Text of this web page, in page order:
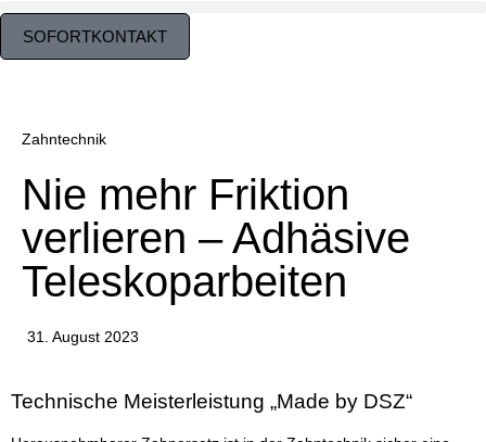
SOFORTKONTAKT
Zahntechnik
Nie mehr Friktion
verlieren – Adhäsive
Teleskoparbeiten
31. August 2023
Technische Meisterleistung „Made by DSZ“